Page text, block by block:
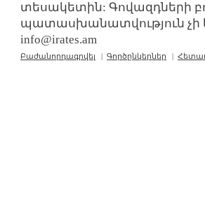
տեսակետին: Գովազդների
պատասխանատվություն չի
info@irates.am
Բաժանորդագրվել | Գործընկերներ |